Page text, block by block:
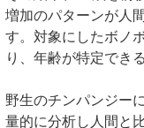
増加のパターンが人
す。対象にしたボノ
り、年齢が特定でき
野生のチンパンジー
量的に分析し人間と